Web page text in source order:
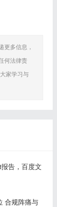
更多信息，
何法律责
家学习与
告，百度文
合规阵痛与